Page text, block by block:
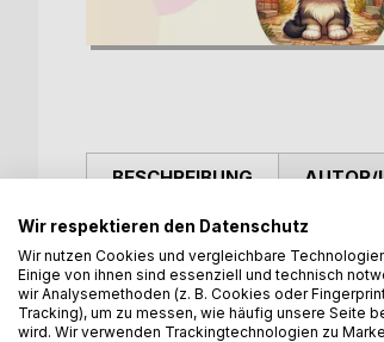
BESCHREIBUNG
In dieser Folge von Elli, das
Außerdem rettet Elli einen
für ein kleines Müllauto.
AUTOR/
Wir respektieren den Datenschutz
Wir nutzen Cookies und vergleichbare
Einige von ihnen sind essenziell und technisch
wir Analysemethoden (z. B. Cookies oder
Tracking), um zu messen, wie häufig unsere Seite
wird. Wir verwenden Trackingtechnologien zu